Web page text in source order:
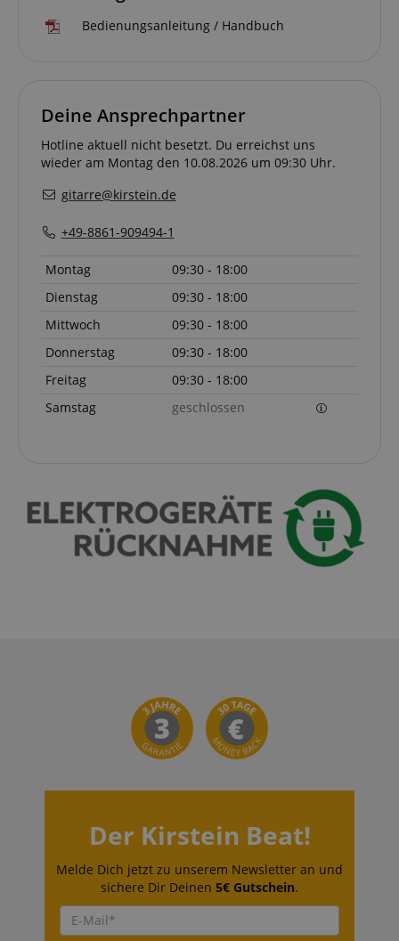
Bedienungsanleitung / Handbuch
Deine Ansprechpartner
Hotline aktuell nicht besetzt. Du erreichst uns
wieder am Montag den 10.08.2026 um 09:30 Uhr.
gitarre@kirstein.de
+49-8861-909494-1
Montag
09:30 - 18:00
Dienstag
09:30 - 18:00
Mittwoch
09:30 - 18:00
Donnerstag
09:30 - 18:00
Freitag
09:30 - 18:00
Samstag
geschlossen
Der Kirstein Beat!
Melde Dich jetzt zu unserem Newsletter an und
sichere Dir Deinen 5€ Gutschein.